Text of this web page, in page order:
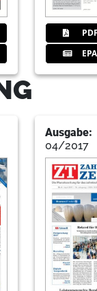
PDF
Ausgabe:
04/2017